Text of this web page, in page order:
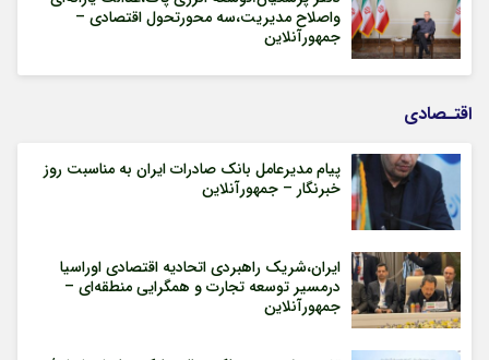
واصلاح مدیریت،سه محورتحول اقتصادی –
جمهورآنلاین
اقتـصادی
پیام مدیرعامل بانک صادرات ایران به مناسبت روز
خبرنگار – جمهورآنلاین
ایران،شریک راهبردی اتحادیه اقتصادی اوراسیا
درمسیر توسعه تجارت و همگرایی منطقه‌ای –
جمهورآنلاین